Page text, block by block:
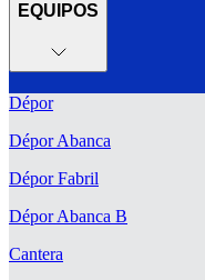
EQUIPOS
Dépor
Dépor Abanca
Dépor Fabril
Dépor Abanca B
Cantera